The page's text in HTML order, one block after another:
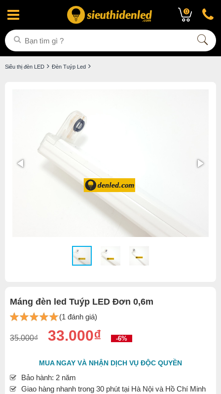
0
Siêu thị đèn LED Đèn Tuýp Led
Máng đèn led Tuýp LED Đơn 0,6m
(1 đánh giá)
35.000₫ 33.000₫ -6%
MUA NGAY VÀ NHẬN DỊCH VỤ ĐỘC QUYỀN
Bảo hành: 2 năm
Giao hàng nhanh trong 30 phút tại Hà Nội và Hồ Chí Minh